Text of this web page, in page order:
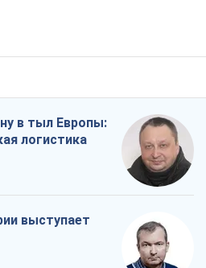
в тыл Европы:
логистика
выступает